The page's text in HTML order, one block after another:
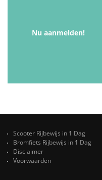
Nu aanmelden!
Scooter Rijbewijs in 1 Dag
Bromfiets Rijbewijs in 1 Dag
Disclaimer
Voorwaarden